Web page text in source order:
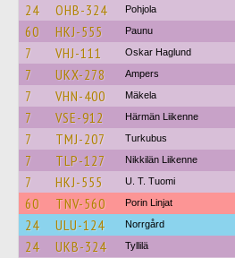
24 OHB-324 Pohjola
60 HKJ-555 Paunu
7 VHJ-111 Oskar Haglund
7 UKX-278 Ampers
7 VHN-400 Mäkela
7 VSE-912 Härmän Liikenne
7 TMJ-207 Turkubus
7 TLP-127 Nikkilän Liikenne
7 HKJ-555 U. T. Tuomi
60 TNV-560 Porin Linjat
24 ULU-124 Norrgård
24 UKB-324 Tyllilä